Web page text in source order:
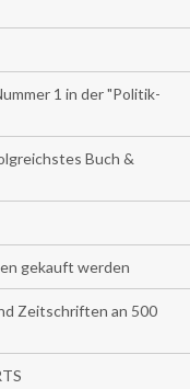
1 in der "Politik-
Buch &
gekauft werden
Zeitschriften an 500